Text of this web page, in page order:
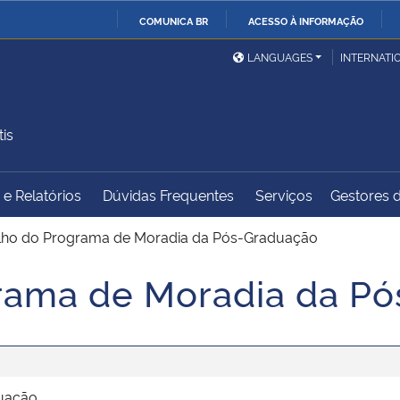
COMUNICA BR ACESSO À INFORMAÇÃO
Ministério da Defesa
Ministério das Relações
Exteriores
Ministério do
Desenvolvimento Regional
Controladoria-Geral da
União
Advocacia-Geral da União Banco Central do Brasil
LANGUAGES
Relatórios Dúvidas Frequentes Serviços Gestores
do Programa de Moradia da Pós-Graduação
de Moradia da